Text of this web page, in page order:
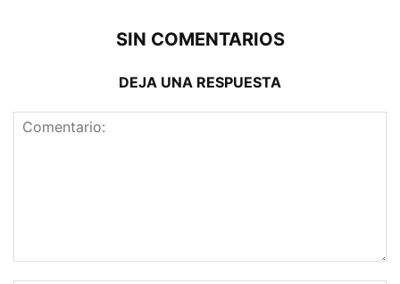
SIN COMENTARIOS
DEJA UNA RESPUESTA